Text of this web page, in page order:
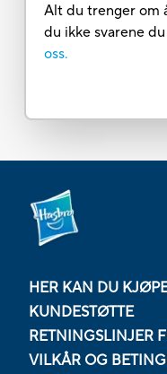
Alt du trenger om
du ikke svarene
oss.
HER KAN DU
KUNDESTØTTE
RETNINGSLINJER
VILKÅR OG